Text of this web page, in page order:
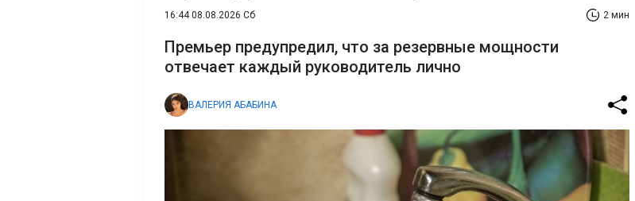
16:44 08.08.2026 Сб 2 мин
Премьер предупредил, что за резервные мощности
отвечает каждый руководитель лично
ВАЛЕРИЯ АБАБИНА